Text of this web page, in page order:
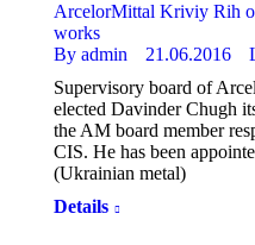
ArcelorMittal Kriviy Rih
works
By admin 21.06.2016
Supervisory board of
elected Davinder Chugh
the AM board member
CIS. He has been
(Ukrainian metal)
Details